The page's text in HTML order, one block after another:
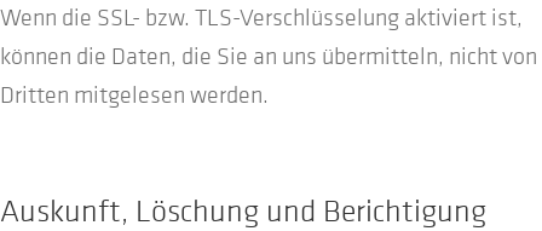
Wenn die SSL- bzw. TLS-Verschlüsselung aktiviert ist,
können die Daten, die Sie an uns übermitteln, nicht von
Dritten mitgelesen werden.
Auskunft, Löschung und Berichtigung